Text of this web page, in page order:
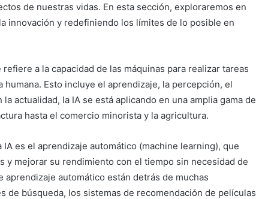
de nuestras vidas. En esta sección, exploraremos en
innovación y redefiniendo los límites de lo posible en
a la capacidad de las máquinas para realizar tareas
Esto incluye el aprendizaje, la percepción, el
actualidad, la IA se está aplicando en una amplia gama de
hasta el comercio minorista y la agricultura.
es el aprendizaje automático (machine learning), que
y mejorar su rendimiento con el tiempo sin necesidad de
automático están detrás de muchas
de búsqueda, los sistemas de recomendación de películas